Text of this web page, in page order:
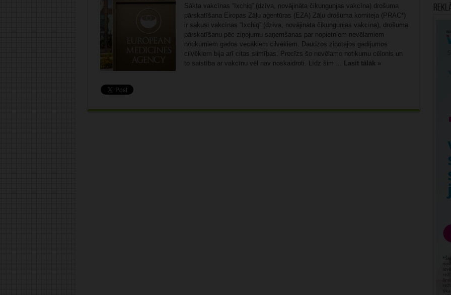
Sākta vakcīnas “Ixchiq” (dzīva, novājināta čikungunjas vakcīna) drošuma
pārskatīšana Eiropas Zāļu aģentūras (EZA) Zāļu drošuma komiteja (PRAC*)
ir sākusi vakcīnas “Ixchiq” (dzīva, novājināta čikungunjas vakcīna), drošuma
pārskatīšanu pēc ziņojumu saņemšanas par nopietniem nevēlamiem
notikumiem gados vecākiem cilvēkiem. Daudzos ziņotajos gadījumos
cilvēkiem bija arī citas slimības. Precīzs šo nevēlamo notikumu cēlonis un
to saistība ar vakcīnu vēl nav noskaidroti. Līdz šim ... Lasīt tālāk »